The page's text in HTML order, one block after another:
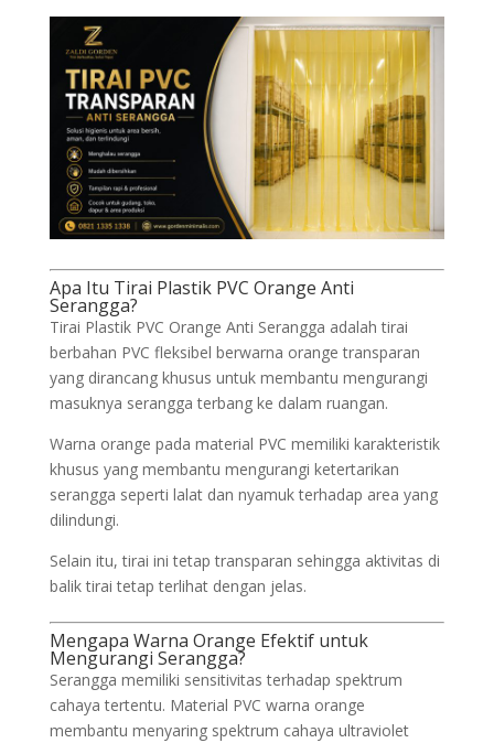
Apa Itu Tirai Plastik PVC Orange Anti
Serangga?
Tirai Plastik PVC Orange Anti Serangga adalah tirai
berbahan PVC fleksibel berwarna orange transparan
yang dirancang khusus untuk membantu mengurangi
masuknya serangga terbang ke dalam ruangan.
Warna orange pada material PVC memiliki karakteristik
khusus yang membantu mengurangi ketertarikan
serangga seperti lalat dan nyamuk terhadap area yang
dilindungi.
Selain itu, tirai ini tetap transparan sehingga aktivitas di
balik tirai tetap terlihat dengan jelas.
Mengapa Warna Orange Efektif untuk
Mengurangi Serangga?
Serangga memiliki sensitivitas terhadap spektrum
cahaya tertentu. Material PVC warna orange
membantu menyaring spektrum cahaya ultraviolet